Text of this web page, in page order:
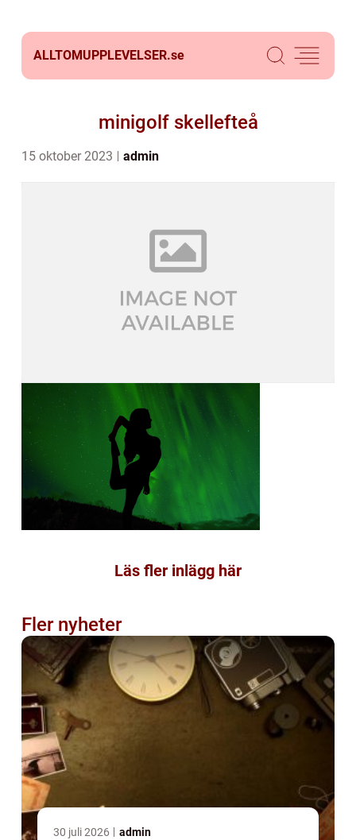
ALLTOMUPPLEVELSER.se
minigolf skellefteå
15 oktober 2023 admin
Läs fler inlägg här
Fler nyheter
30 juli 2026 admin